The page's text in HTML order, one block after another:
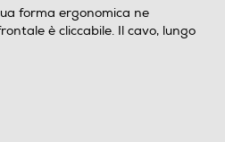
forma ergonomica ne
è cliccabile. Il cavo, lungo